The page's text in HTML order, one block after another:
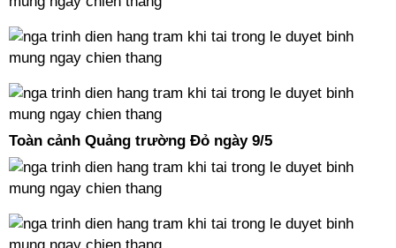
Toàn cảnh Quảng trường Đỏ ngày 9/5